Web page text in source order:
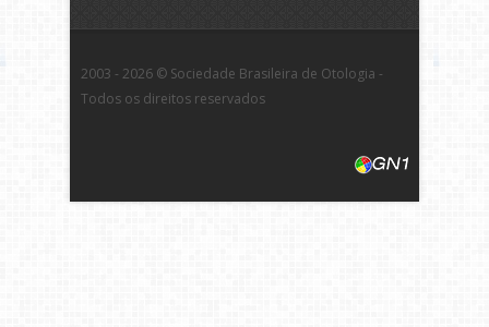
2003 - 2026 © Sociedade Brasileira de Otologia -
Todos os direitos reservados